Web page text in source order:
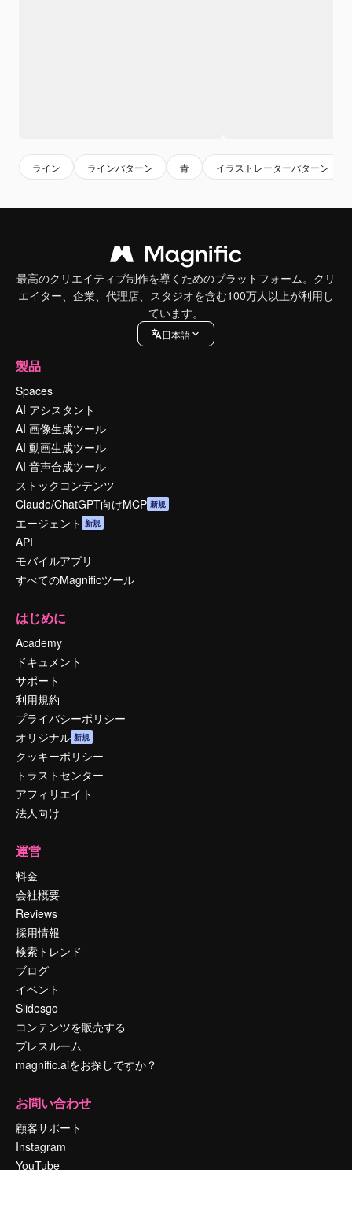
ライン ラインパターン 青 イラストレーターパターン
最高のクリエイティブ制作を導くためのプラットフォーム。クリ
エイター、企業、代理店、スタジオを含む100万人以上が利用し
ています。
日本語
製品
Spaces
AI アシスタント
AI 画像生成ツール
AI 動画生成ツール
AI 音声合成ツール
ストックコンテンツ
Claude/ChatGPT向けMCP 新規
エージェント 新規
API
モバイルアプリ
すべてのMagnificツール
はじめに
Academy
ドキュメント
サポート
利用規約
プライバシーポリシー
オリジナル 新規
クッキーポリシー
トラストセンター
アフィリエイト
法人向け
運営
料金
会社概要
Reviews
採用情報
検索トレンド
ブログ
イベント
Slidesgo
コンテンツを販売する
プレスルーム
magnific.aiをお探しですか？
お問い合わせ
顧客サポート
Instagram
YouTube